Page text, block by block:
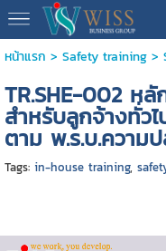
หน้าแรก > Safety training>
TR.SHE-002 ห
สำหรับลูกจ้างทั่วไ
ตาม พ.ร.บ.ความ
Tags: in-house training,